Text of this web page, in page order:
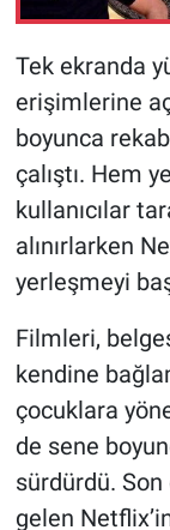
Tek ekranda
erişimlerine
boyunca
çalıştı. Hem
kullanıcılar
alınırlarken
yerleşmeyi
Filmleri,
kendine
çocuklara
de sene
sürdürdü.
gelen